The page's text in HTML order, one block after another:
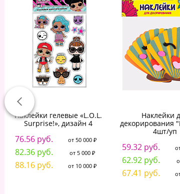
Наклейки гелевые «L.O.L.
Surprise!», дизайн 4
76.56 руб. от 50 000 ₽
82.36 руб. от 5 000 ₽
88.16 руб. от 10 000 ₽
Наклейки
декорирования
4шт/уп
59.32 руб.
62.92 руб.
67.41 руб.